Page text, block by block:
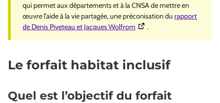
qui permet aux départements et à la CNSA de mettre en
œuvre l’aide à la vie partagée, une préconisation du rapport
de Denis Piveteau et Jacques Wolfrom (Ouverture dans une
.
Le forfait habitat inclusif
Quel est l’objectif du forfait